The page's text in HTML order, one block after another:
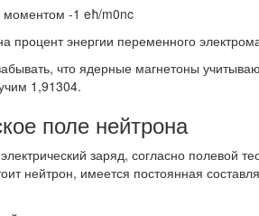
моментом -1 eħ/m0nc
процент энергии переменного
что ядерные магнетоны
1,91304.
поле нейтрона
заряд, согласно полевой
нейтрон, имеется постоянная